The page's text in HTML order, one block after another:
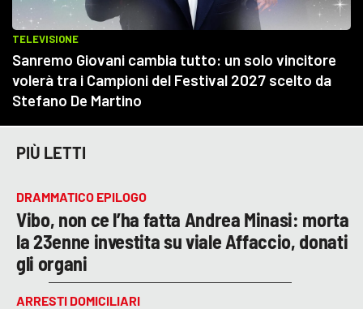
PIÙ LETTI
DRAMMATICO EPILOGO
Vibo, non ce l’ha fatta Andrea Minasi: morta
la 23enne investita su viale Affaccio, donati
gli organi
ARRESTI DOMICILIARI